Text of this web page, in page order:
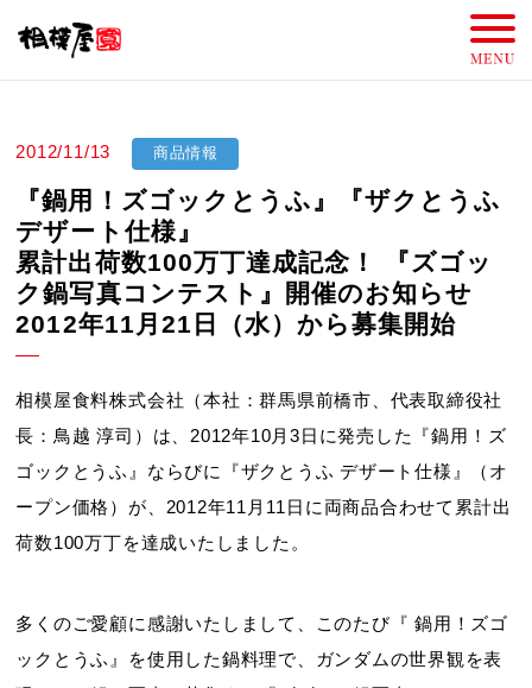
2012/11/13 商品情報
『鍋用！ズゴックとうふ』『ザクとうふ
デザート仕様』
累計出荷数100万丁達成記念！ 『ズゴッ
ク鍋写真コンテスト』開催のお知らせ
2012年11月21日（水）から募集開始
相模屋食料株式会社（本社：群馬県前橋市、代表取締役社
長：鳥越 淳司）は、2012年10月3日に発売した『鍋用！ズ
ゴックとうふ』ならびに『ザクとうふ デザート仕様』（オ
ープン価格）が、2012年11月11日に両商品合わせて累計出
荷数100万丁を達成いたしました。
多くのご愛顧に感謝いたしまして、このたび『 鍋用！ズゴ
ックとうふ』を使用した鍋料理で、ガンダムの世界観を表